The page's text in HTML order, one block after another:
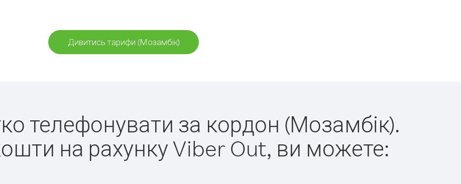
Дивитись тарифи (Мозамбік)
телефонувати за кордон (Мозамбік).
на рахунку Viber Out, ви можете: